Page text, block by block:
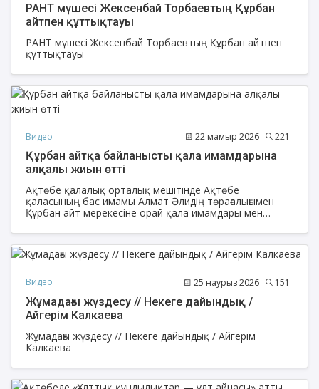
РАНТ мүшесі Жексенбай Торбаевтың Құрбан
айтпен құттықтауы
РАНТ мүшесі Жексенбай Торбаевтың Құрбан айтпен
құттықтауы
Видео 22 мамыр 2026 221
Құрбан айтқа байланысты қала имамдарына
алқалы жиын өтті
Ақтөбе қалалық орталық мешітінде Ақтөбе
қаласының бас имамы Алмат Әлидің төрағалығымен
Құрбан айт мерекесіне орай қала имамдары мен
Видео 25 наурыз 2026 151
Жұмадағы жүздесу // Некеге дайындық /
Айгерім Калкаева
Жұмадағы жүздесу // Некеге дайындық / Айгерім
Калкаева